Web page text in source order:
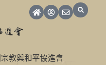
教與和平協進會